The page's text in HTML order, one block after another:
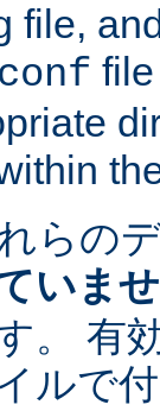
file,
らの
いま
。 有
ルで